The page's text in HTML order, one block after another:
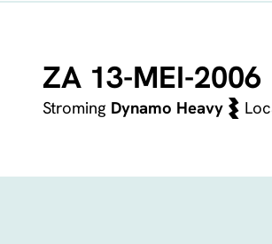
ZA 13-MEI-2006
Stroming Dynamo Heavy